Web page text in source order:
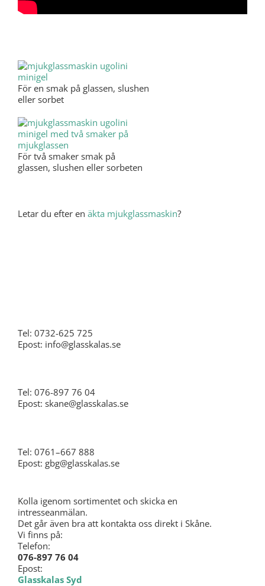
För en smak på glassen, slushen
eller sorbet
För två smaker smak på
glassen, slushen eller sorbeten
Letar du efter en äkta mjukglassmaskin?
Tel: 0732-625 725
Epost: info@glasskalas.se
Tel: 076-897 76 04
Epost: skane@glasskalas.se
Tel: 0761–667 888
Epost: gbg@glasskalas.se
Kolla igenom sortimentet och skicka en
intresseanmälan.
Det går även bra att kontakta oss direkt i Skåne.
Vi finns på:
Telefon:
076-897 76 04
Epost:
Glasskalas Syd